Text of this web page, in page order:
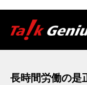
長時間労働の